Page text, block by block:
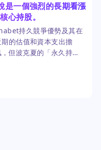
一個強烈的長期看漲
心持股。
持久競爭優勢及其在
的估值和資本支出擔
但波克夏的「永久持